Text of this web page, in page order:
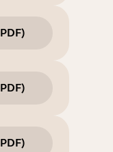
PDF)
PDF)
PDF)